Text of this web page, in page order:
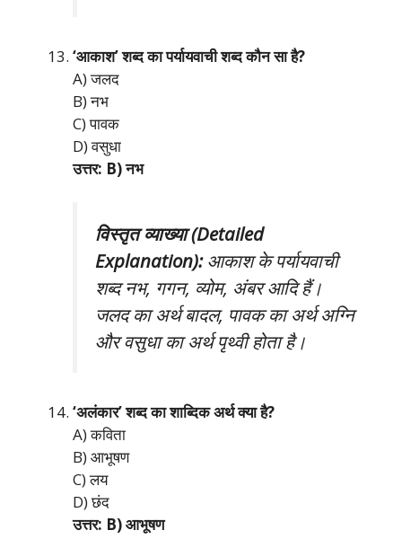
‘आकाश’ शब्द का पर्यायवाची शब्द कौन सा है?
A) जलद
B) नभ
C) पावक
D) वसुधा
उत्तर: B) नभ
विस्तृत व्याख्या (Detailed
Explanation):आकाश के पर्यायवाची
शब्द नभ, गगन, व्योम, अंबर आदि हैं।
जलद का अर्थ बादल, पावक का अर्थ अग्नि
और वसुधा का अर्थ पृथ्वी होता है।
‘अलंकार’ शब्द का शाब्दिक अर्थ क्या है?
A) कविता
B) आभूषण
C) लय
D) छंद
उत्तर: B) आभूषण